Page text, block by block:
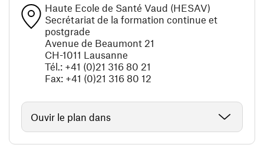
Haute Ecole de Santé Vaud (HESAV)
Secrétariat de la formation continue et
postgrade
Avenue de Beaumont 21
CH-1011 Lausanne
Tél.: +41 (0)21 316 80 21
Fax: +41 (0)21 316 80 12
Ouvir le plan dans